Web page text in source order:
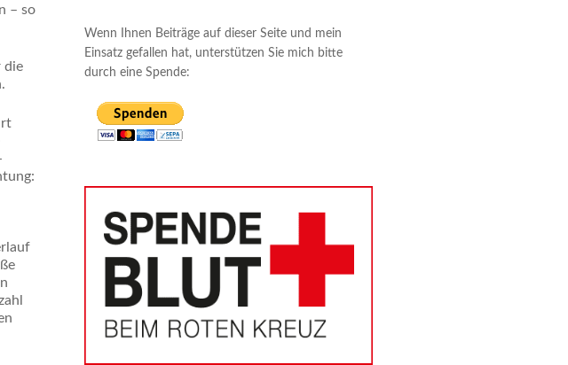
– so
die
Wenn Ihnen Beiträge auf dieser Seite und mein
Einsatz gefallen hat, unterstützen Sie mich bitte
durch eine Spende: